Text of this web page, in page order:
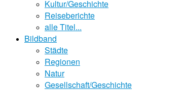
Kultur/Geschichte
Reiseberichte
alle Titel...
Bildband
Städte
Regionen
Natur
Gesellschaft/Geschichte